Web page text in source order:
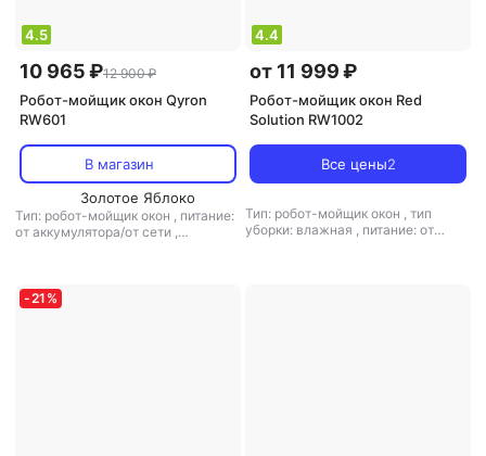
4.5
10 965 ₽12 900 ₽
Робот-мойщик окон Qyron
RW601
В магазин
Золотое Яблоко
Тип: робот-мойщик окон , питание:
от аккумулятора/от сети ,
4.4
от 11 999 ₽
Робот-мойщик окон Red
Solution RW1002
Все цены2
Тип: робот-мойщик окон , тип
уборки: влажная , питание: от
-21 %